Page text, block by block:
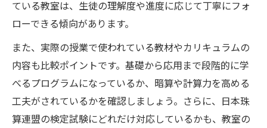
ている教室は、生徒の理解度や進度に応じて丁寧にフォ
ローできる傾向があります。
また、実際の授業で使われている教材やカリキュラムの
内容も比較ポイントです。基礎から応用まで段階的に学
べるプログラムになっているか、暗算や計算力を高める
工夫がされているかを確認しましょう。さらに、日本珠
算連盟の検定試験にどれだけ対応しているかも、教室の